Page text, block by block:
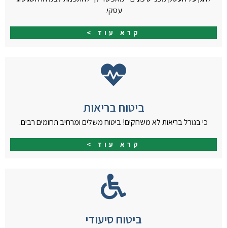
עסקי.
קרא עוד >
ביטוח בריאות
כי בגורל בריאות לא משחקים! ביטוח משלים ומרחיב תחומים רבים.
קרא עוד >
ביטוח סיעודי